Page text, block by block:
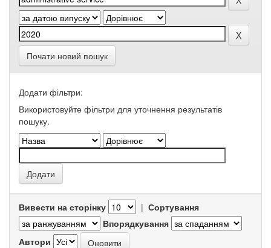
Почати новий пошук
Додати фільтри:
Використовуйте фільтри для уточнення результатів
пошуку.
Вивести на сторінку | Сортування
Впорядкування
Автори